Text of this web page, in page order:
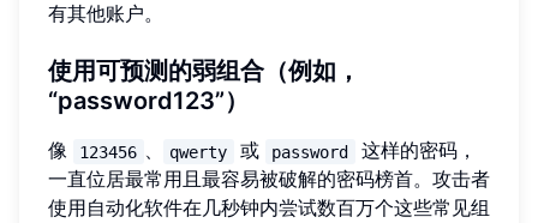
有其他账户。
使用可预测的弱组合（例如，
“password123”）
像 123456 、 qwerty 或 password
这样的密码，
一直位居最常用且最容易被破解的密码榜首。攻击者
使用自动化软件在几秒钟内尝试数百万个这些常见组